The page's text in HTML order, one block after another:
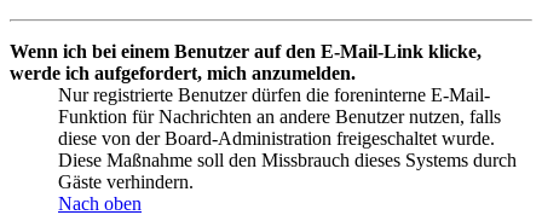
Wenn ich bei einem Benutzer auf den E-Mail-Link klicke,
werde ich aufgefordert, mich anzumelden.
Nur registrierte Benutzer dürfen die foreninterne E-Mail-
Funktion für Nachrichten an andere Benutzer nutzen, falls
diese von der Board-Administration freigeschaltet wurde.
Diese Maßnahme soll den Missbrauch dieses Systems durch
Gäste verhindern.
Nach oben